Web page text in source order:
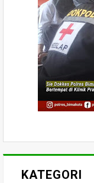
KATEGORI